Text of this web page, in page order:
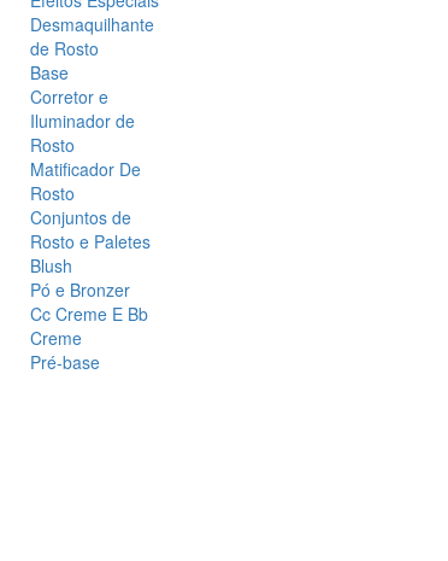
Desmaquilhante
de Rosto
Base
Corretor e
Iluminador de
Rosto
Matificador De
Rosto
Conjuntos de
Rosto e Paletes
Blush
Pó e Bronzer
Cc Creme E Bb
Creme
Pré-base